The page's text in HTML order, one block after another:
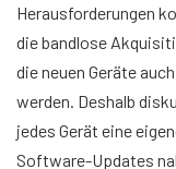
Herausforderungen
die bandlose
die neuen Geräte
werden. Deshalb
jedes Gerät eine
Software-Updates